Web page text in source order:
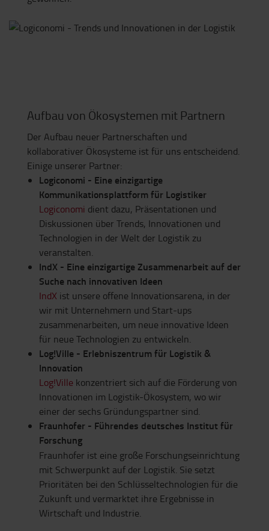
Aufbau von Ökosystemen mit Partnern
Der Aufbau neuer Partnerschaften und
kollaborativer Ökosysteme ist für uns entscheidend.
Einige unserer Partner:
Logiconomi - Eine einzigartige
Kommunikationsplattform für Logistiker
Logiconomi dient dazu, Präsentationen und
Diskussionen über Trends, Innovationen und
Technologien in der Welt der Logistik zu
veranstalten.
IndX - Eine einzigartige Zusammenarbeit auf der
Suche nach innovativen Ideen
IndX ist unsere offene Innovationsarena, in der
wir mit Unternehmern und Start-ups
zusammenarbeiten, um neue innovative Ideen
für neue Technologien zu entwickeln.
Log!Ville - Erlebniszentrum für Logistik &
Innovation
Log!Ville konzentriert sich auf die Förderung von
Innovationen im Logistik-Ökosystem, wo wir
einer der sechs Gründungspartner sind.
Fraunhofer - Führendes deutsches Institut für
Forschung
Fraunhofer ist eine große Forschungseinrichtung
mit Schwerpunkt auf der Logistik. Sie setzt
Prioritäten bei den Schlüsseltechnologien für die
Zukunft und vermarktet ihre Ergebnisse in
Wirtschaft und Industrie.